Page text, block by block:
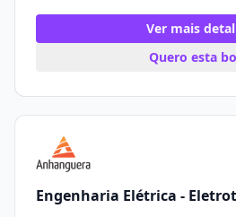
Ver mais
Quero esta
Engenharia Elétrica -